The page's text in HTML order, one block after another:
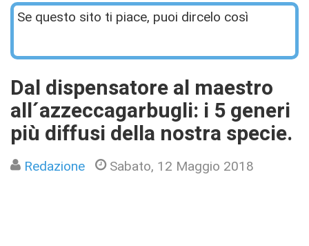
Se questo sito ti piace, puoi dircelo così
Dal dispensatore al maestro
all´azzeccagarbugli: i 5 generi
più diffusi della nostra specie.
Redazione Sabato, 12 Maggio 2018